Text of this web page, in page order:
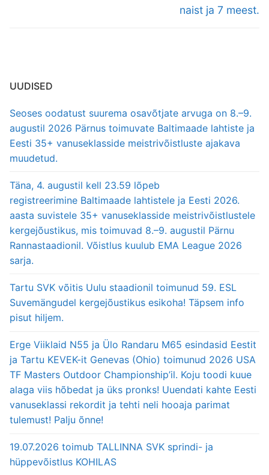
naist ja 7 meest.
UUDISED
Seoses oodatust suurema osavõtjate arvuga on 8.–9.
augustil 2026 Pärnus toimuvate Baltimaade lahtiste ja
Eesti 35+ vanuseklasside meistrivõistluste ajakava
muudetud.
Täna, 4. augustil kell 23.59 lõpeb
registreerimine Baltimaade lahtistele ja Eesti 2026.
aasta suvistele 35+ vanuseklasside meistrivõistlustele
kergejõustikus, mis toimuvad 8.–9. augustil Pärnu
Rannastaadionil. Võistlus kuulub EMA League 2026
sarja.
Tartu SVK võitis Uulu staadionil toimunud 59. ESL
Suvemängudel kergejõustikus esikoha! Täpsem info
pisut hiljem.
Erge Viiklaid N55 ja Ülo Randaru M65 esindasid Eestit
ja Tartu KEVEK-it Genevas (Ohio) toimunud 2026 USA
TF Masters Outdoor Championship’il. Koju toodi kuue
alaga viis hõbedat ja üks pronks! Uuendati kahte Eesti
vanuseklassi rekordit ja tehti neli hooaja parimat
tulemust! Palju õnne!
19.07.2026 toimub TALLINNA SVK sprindi- ja
hüppevõistlus KOHILAS